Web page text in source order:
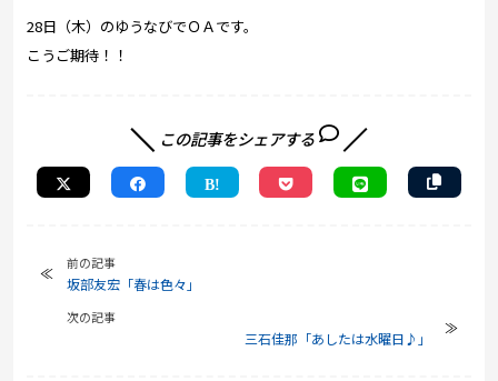
28日（木）のゆうなびでＯＡです。
こうご期待！！
この記事をシェアする
前の記事
坂部友宏「春は色々」
次の記事
三石佳那「あしたは水曜日♪」